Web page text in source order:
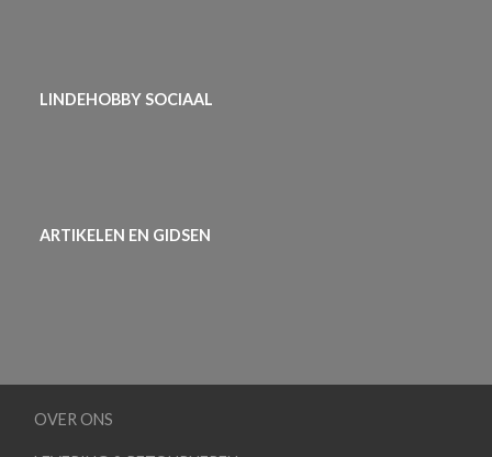
LINDEHOBBY SOCIAAL
ARTIKELEN EN GIDSEN
OVER ONS